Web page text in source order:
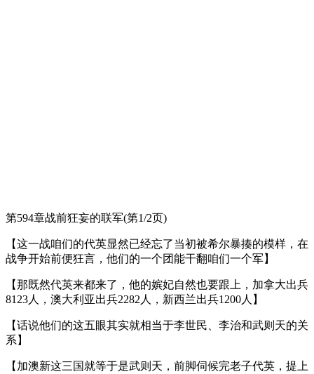
第594章战前狂妄的联军(第1/2页)
【这一战咱们的代英显然已经忘了当初被希尔暴揍的模样，在
战争开始前便狂言，他们的一个团能干翻咱们一个军】
【那既然代英来都来了，他的嫔妃自然也要跟上，加拿大出兵
8123人，澳大利亚出兵2282人，新西兰出兵1200人】
【话说他们的这五眼其实就相当于李世民、李治和武则天的关
系】
【加澳新这三国就等于是武则天，前脚伺候完老子代英，提上